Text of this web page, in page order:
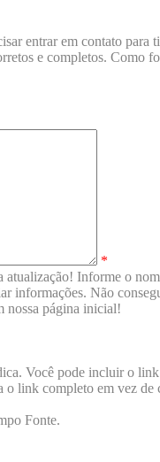
entrar em contato para
e completos. Como
*
atualização! Informe o
informações. Não
nossa página inicial!
Você pode incluir o
link completo em vez de
Fonte.